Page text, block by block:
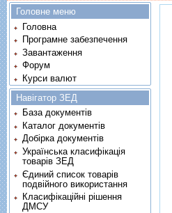
Головне меню
Головна
Програмне забезпечення
Завантаження
Форум
Курси валют
Навігатор ЗЕД
База документів
Каталог документів
Добірка документів
Українська класифікація
товарів ЗЕД
Єдиний список товарів
подвійного використання
Класифікаційні рішення
ДМСУ